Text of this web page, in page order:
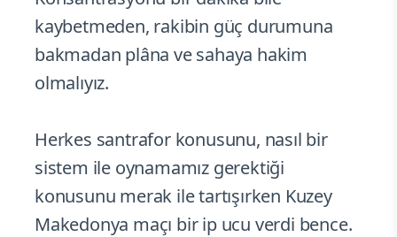
kaybetmeden, rakibin güç durumuna
bakmadan plâna ve sahaya hakim
olmalıyız.
Herkes santrafor konusunu, nasıl bir
sistem ile oynamamız gerektiği
konusunu merak ile tartışırken Kuzey
Makedonya maçı bir ip ucu verdi bence.